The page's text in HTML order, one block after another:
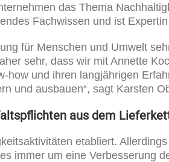
das Thema
Fachwissen und ist
für Menschen und Umwelt
sehr, dass wir mit Annette
how und ihren langjährigen
und ausbauen“, sagt Karsten
aus dem
etabliert.
immer um eine Verbesserung